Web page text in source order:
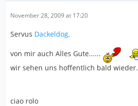
November 28, 2009 at 17:20
Servus Dackeldog,
von mir auch Alles Gute......
wir sehen uns hoffentlich bald wieder.
ciao rolo